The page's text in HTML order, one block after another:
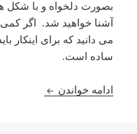
بصورت دلخواه و با شکل
آشنا خواهید شد. اگر
می دانید که برای اینکار
ساده است.
ادامه خواندن آموزش